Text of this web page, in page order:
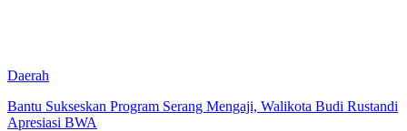
Daerah
Bantu Sukseskan Program Serang Mengaji, Walikota Budi Rustandi
Apresiasi BWA